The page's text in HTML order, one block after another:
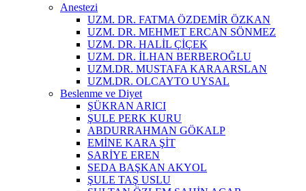
Anestezi
UZM. DR. FATMA ÖZDEMİR ÖZKAN
UZM. DR. MEHMET ERCAN SÖNMEZ
UZM. DR. HALİL ÇİÇEK
UZM. DR. İLHAN BERBEROĞLU
UZM.DR. MUSTAFA KARAARSLAN
UZM.DR. OLCAYTO UYSAL
Beslenme ve Diyet
ŞÜKRAN ARICI
ŞULE PERK KURU
ABDURRAHMAN GÖKALP
EMİNE KARA ŞİT
SARİYE EREN
SEDA BAŞKAN AKYOL
ŞULE TAŞ USLU